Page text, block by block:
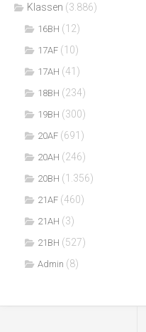
Klassen (3.886)
16BH (12)
17AF (10)
17AH (41)
18BH (234)
19BH (300)
20AF (691)
20AH (246)
20BH (1.356)
21AF (460)
21AH (3)
21BH (527)
Admin (8)